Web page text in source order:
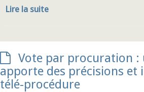
Lire la suite
Vote par procuration :
apporte des précisions et
télé-procédure